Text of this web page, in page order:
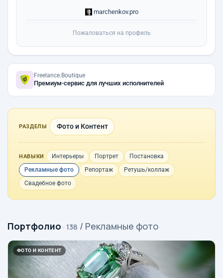
marchenkov.pro
Пожаловаться на профиль
Freelance.Boutique
Премиум-сервис для лучших исполнителей
РАЗДЕЛЫ Фото и Контент
НАВЫКИ Интерьеры Портрет
Постановка
Рекламные фото
Репортаж
Ретушь/коллаж
Свадебное фото
Портфолио · 138 / Рекламные фото
ФОТО И КОНТЕНТ